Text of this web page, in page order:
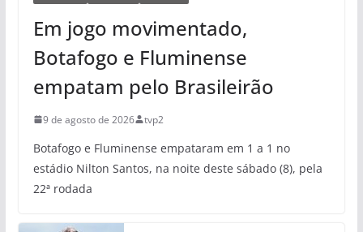
Em jogo movimentado,
Botafogo e Fluminense
empatam pelo Brasileirão
9 de agosto de 2026 tvp2
Botafogo e Fluminense empataram em 1 a 1 no
estádio Nilton Santos, na noite deste sábado (8), pela
22ª rodada